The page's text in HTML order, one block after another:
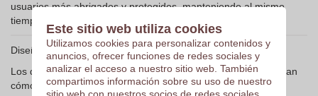
usuarios más abrigados y protegidos, manteniendo al mismo
tiempo una apariencia pulida y profesional.
Diseños Unisex: para Hombre y Mujer
Los diseños unisex aseguran que todos en tu equipo se sientan
cómodos. Estos diseños facilitan la gestión del inventario de
Este sitio web utiliza cookies
Utilizamos cookies para personalizar contenidos y
anuncios, ofrecer funciones de redes sociales y
analizar el acceso a nuestro sitio web. También
compartimos información sobre su uso de nuestro
sitio web con nuestros socios de redes sociales,